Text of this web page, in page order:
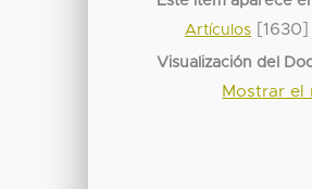
Artículos [1630]
Visualización del
Mostrar el